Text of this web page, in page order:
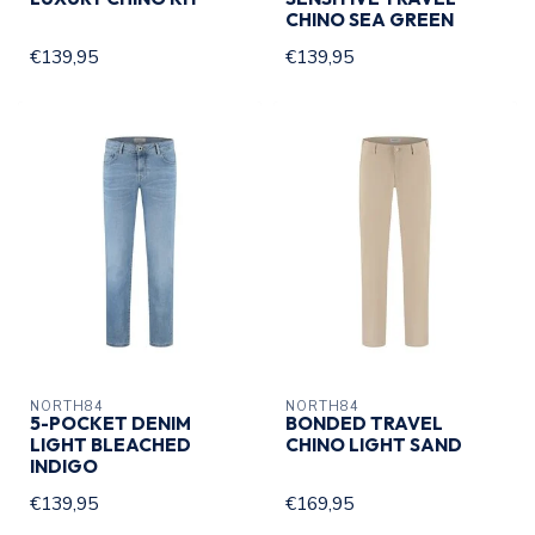
€139,95
CHINO SEA GREEN
€139,95
NORTH84
5-POCKET DENIM
LIGHT BLEACHED
INDIGO
€139,95
NORTH84
BONDED TRAVEL
CHINO LIGHT SAND
€169,95